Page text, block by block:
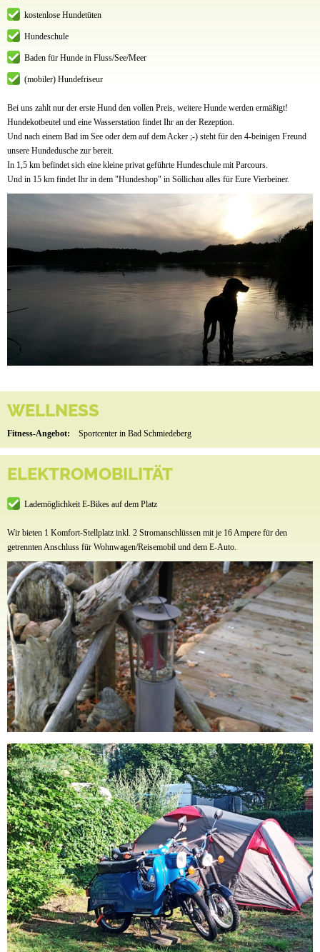
kostenlose Hundetüten
Hundeschule
Baden für Hunde in Fluss/See/Meer
(mobiler) Hundefriseur
Bei uns zahlt nur der erste Hund den vollen Preis, weitere Hunde werden ermäßigt!
Hundekotbeutel und eine Wasserstation findet Ihr an der Rezeption.
Und nach einem Bad im See oder dem auf dem Acker ;-) steht für den 4-beinigen Freund
unsere Hundedusche zur bereit.
In 1,5 km befindet sich eine kleine privat geführte Hundeschule mit Parcours.
Und in 15 km findet Ihr in dem "Hundeshop" in Söllichau alles für Eure Vierbeiner.
WELLNESS
Fitness-Angebot: Sportcenter in Bad Schmiedeberg
ELEKTROMOBILITÄT
Lademöglichkeit E-Bikes auf dem Platz
Wir bieten 1 Komfort-Stellplatz inkl. 2 Stromanschlüssen mit je 16 Ampere für den
getrennten Anschluss für Wohnwagen/Reisemobil und dem E-Auto.